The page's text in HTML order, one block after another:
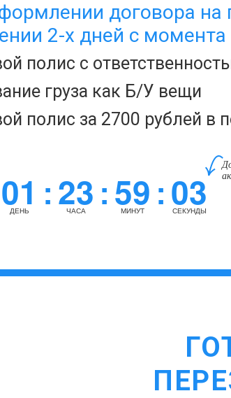
договора на
2-х дней с момента
полис с
груза как Б/У вещи
полис за 2700 рублей в
01:
ДЕНЬ 23:
ЧАСА 59:
МИНУТ 02
СЕКУНДЫ